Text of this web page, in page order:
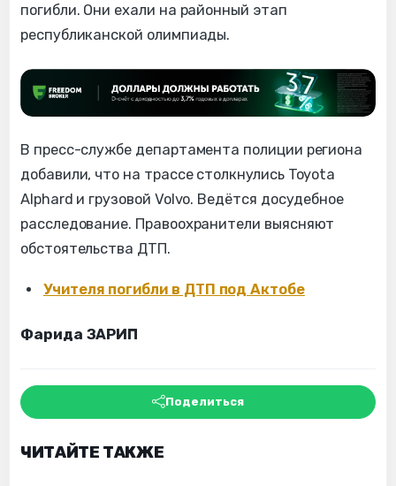
погибли. Они ехали на районный этап
республиканской олимпиады.
В пресс-службе департамента полиции региона
добавили, что на трассе столкнулись Toyota
Alphard и грузовой Volvo. Ведётся досудебное
расследование. Правоохранители выясняют
обстоятельства ДТП.
Учителя погибли в ДТП под Актобе
Фарида ЗАРИП
Поделиться
ЧИТАЙТЕ ТАКЖЕ